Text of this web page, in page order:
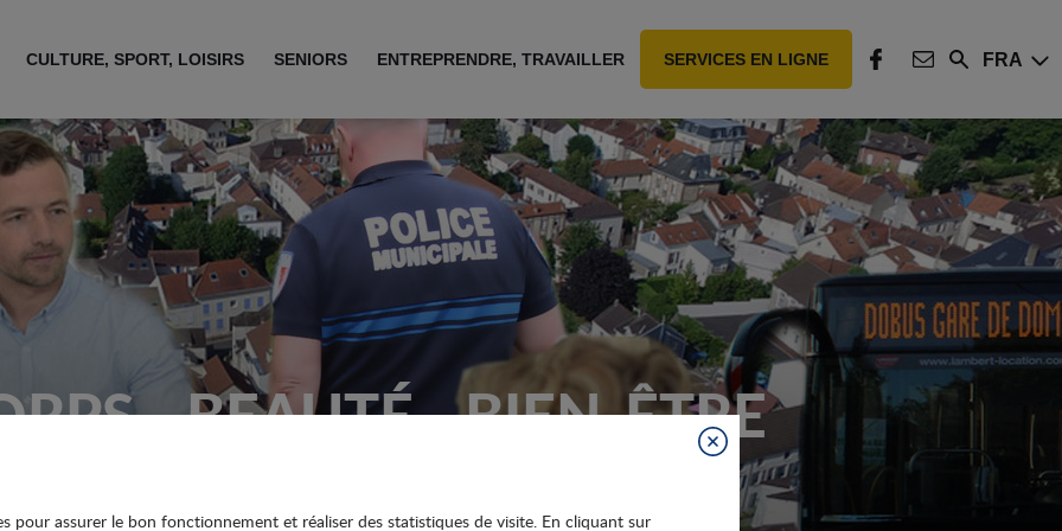
Fermer
pour assurer le bon fonctionnement et réaliser des statistiques de visite. En cliquant sur
CULTURE, SPORT, LOISIRS SENIORS ENTREPRENDRE, TRAVAILLER SERVICES EN LIGNE
FACEBOOK
CONTACT
Rechercher
FRA
- BEAUTÉ - BIEN-ÊTRE